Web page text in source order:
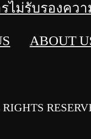
ไม่รับรองควา
ABOUT